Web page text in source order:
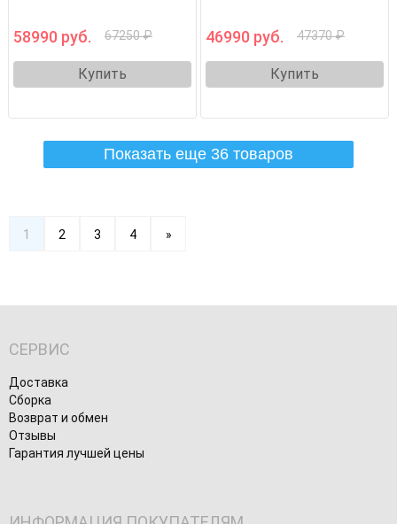
58990 руб. 67250 ₽
Купить
46990 руб. 47370 ₽
Купить
Показать еще 36 товаров
1 2 3 4 »
СЕРВИС
Доставка
Сборка
Возврат и обмен
Отзывы
Гарантия лучшей цены